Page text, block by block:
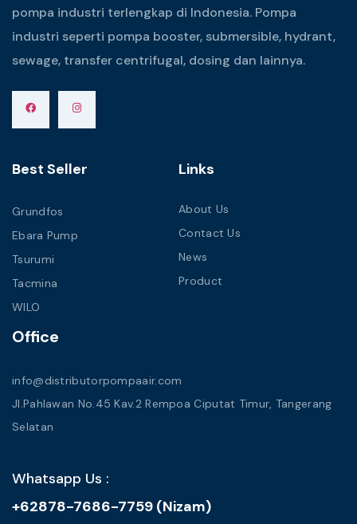
pompa industri terlengkap di Indonesia. Pompa
industri seperti pompa booster, submersible, hydrant,
sewage, transfer centrifugal, dosing dan lainnya.
Best Seller
Grundfos
Ebara Pump
Tsurumi
Tacmina
WILO
Links
About Us
Contact Us
News
Product
Office
info@distributorpompaair.com
Jl.Pahlawan No.45 Kav.2 Rempoa Ciputat Timur, Tangerang
Selatan
Whatsapp Us :
+62878-7686-7759 (Nizam)